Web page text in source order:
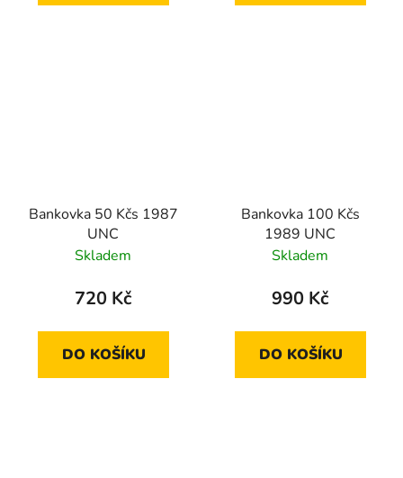
Bankovka 50 Kčs 1987
UNC
Skladem
720 Kč
DO KOŠÍKU
Bankovka 100 Kčs
1989 UNC
Skladem
990 Kč
DO KOŠÍKU